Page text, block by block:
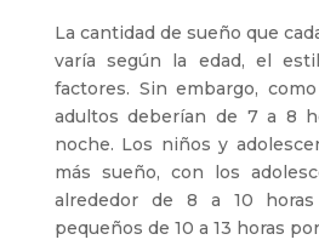
La cantidad de sueño que
varía según la edad, el
factores. Sin embargo,
adultos deberían de 7 a 8
noche. Los niños y
más sueño, con los
alrededor de 8 a 10
pequeños de 10 a 13 horas